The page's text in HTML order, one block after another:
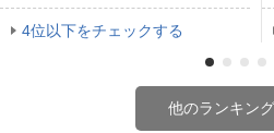
4位以下をチェックする
他のランキン